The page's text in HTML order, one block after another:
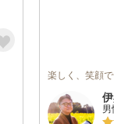
楽しく、笑顔